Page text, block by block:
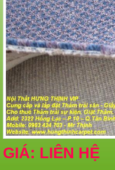
GIÁ: LIÊN HỆ